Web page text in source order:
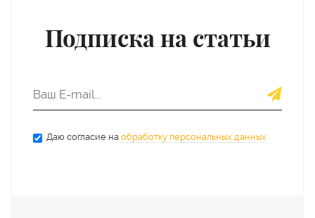
Подписка на статьи
Даю согласие наобработку персональных данных